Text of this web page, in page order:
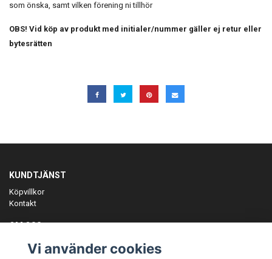
som önska, samt vilken förening ni tillhör
OBS! Vid köp av produkt med initialer/nummer gäller ej retur eller
bytesrätten
KUNDTJÄNST
Köpvillkor
Kontakt
OM OSS
ANMÄL DIG TILL VÅRT NYHETSBREV
Vi använder cookies